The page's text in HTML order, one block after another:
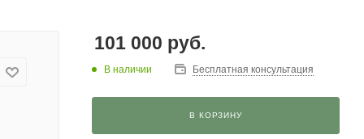
101 000 руб.
В наличии Бесплатная консультация
В КОРЗИНУ